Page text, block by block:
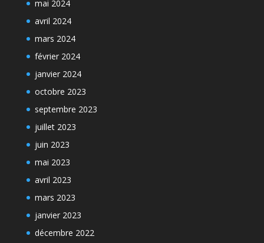
mai 2024
avril 2024
mars 2024
février 2024
janvier 2024
octobre 2023
septembre 2023
juillet 2023
juin 2023
mai 2023
avril 2023
mars 2023
janvier 2023
décembre 2022